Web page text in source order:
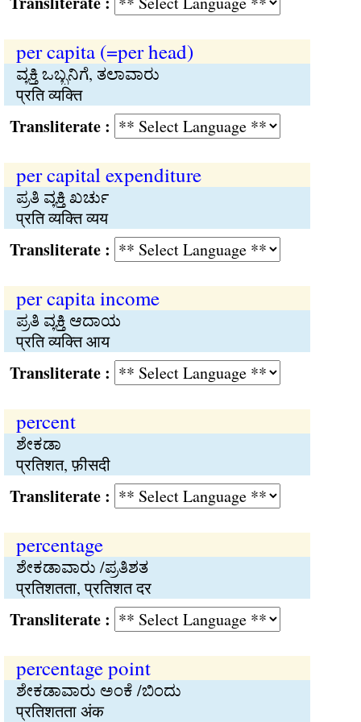
per capita (=per head)
ವ್ಯಕ್ತಿ ಒಬ್ಬನಿಗೆ, ತಲಾವಾರು
प्रति व्यक्ति
:
per capital expenditure
ಪ್ರತಿ ವ್ಯಕ್ತಿ ಖರ್ಚು
प्रति व्यक्ति व्यय
:
per capita income
ಪ್ರತಿ ವ್ಯಕ್ತಿ ಆದಾಯ
प्रति व्यक्ति आय
:
percent
ಶೇಕಡಾ
प्रतिशत, फ़ीसदी
:
percentage
ಶೇಕಡಾವಾರು /ಪ್ರತಿಶತ
प्रतिशतता, प्रतिशत दर
:
percentage point
ಶೇಕಡಾವಾರು ಅಂಕೆ /ಬಿಂದು
प्रतिशतता अंक